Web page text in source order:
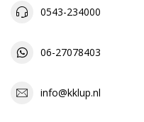
0543-234000
06-27078403
info@kklup.nl